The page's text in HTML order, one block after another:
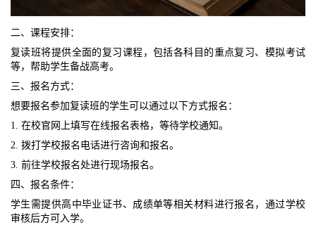
二、课程安排：
复读班将提供全面的复习课程，包括各科目的重点复习、模拟考试
等，帮助学生备战高考。
三、报名方式：
想要报名参加复读班的学生可以通过以下方式报名：
1. 在校官网上填写在线报名表格，等待学校通知。
2. 拨打学校报名电话进行咨询和报名。
3. 前往学校报名处进行现场报名。
四、报名条件：
学生需提供高中毕业证书、成绩单等相关材料进行报名，通过学校
审核后方可入学。